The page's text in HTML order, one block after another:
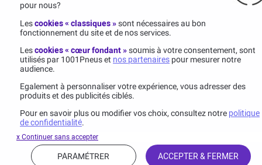
pour nous?
Lescookies « classiques »sont nécessaires au bon
fonctionnement du site et de nos services.
Lescookies « cœur fondant »soumis à votre consentement, sont
utilisés par 1001Pneus et nos partenaires pour mesurer notre
audience.
Egalement à personnaliser votre expérience, vous adresser des
produits et des publicités ciblés.
Pour en savoir plus ou modifier vos choix, consultez notre politique
de confidentialité.
ACCEPTER & FERMER
PARAMÉTRER
x Continuer sans accepter